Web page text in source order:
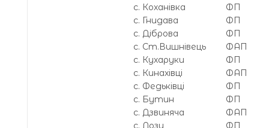
с. Коханівка
ФП
с. Гнидава
ФП
с. Діброва
ФП
с. Ст.Вишнівець
ФАП
с. Кухаруки
ФП
с. Кинахівці
ФАП
с. Федьківці
ФП
с. Бутин
ФП
с. Дзвиняча
ФАП
с. Лози
ФП